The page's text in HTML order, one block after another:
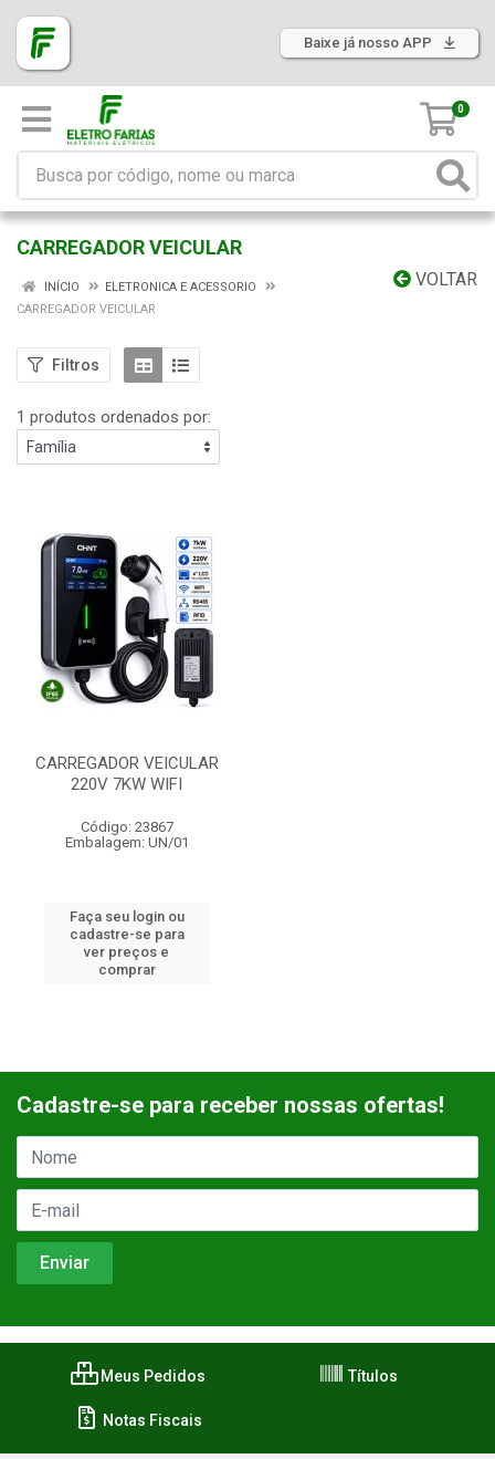
Baixe já nosso APP
0
CARREGADOR VEICULAR
VOLTAR
INÍCIO
ELETRONICA E ACESSORIO
CARREGADOR VEICULAR
Filtros
1 produtos ordenados por:
CARREGADOR VEICULAR
220V 7KW WIFI
Código: 23867
Embalagem: UN/01
Faça seu login ou
cadastre-se para
ver preços e
comprar
Cadastre-se para receber nossas ofertas!
Meus Pedidos Títulos
Notas Fiscais